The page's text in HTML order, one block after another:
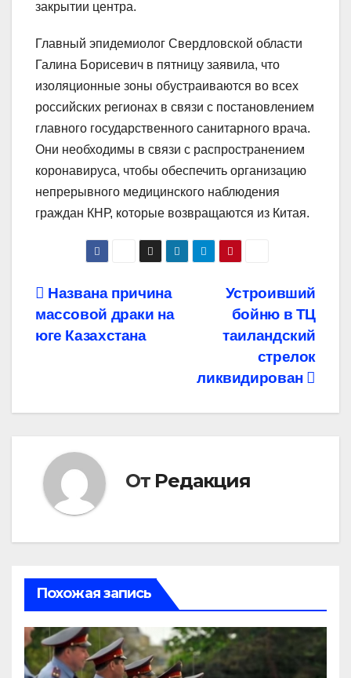
закрытии центра.
Главный эпидемиолог Свердловской области
Галина Борисевич в пятницу заявила, что
изоляционные зоны обустраиваются во всех
российских регионах в связи с постановлением
главного государственного санитарного врача.
Они необходимы в связи с распространением
коронавируса, чтобы обеспечить организацию
непрерывного медицинского наблюдения
граждан КНР, которые возвращаются из Китая.
Навигация
по
Устроивший
бойню в ТЦ
таиландский
стрелок
ликвидирован
Названа причина
массовой драки на
юге Казахстана
От Редакция
Похожая запись